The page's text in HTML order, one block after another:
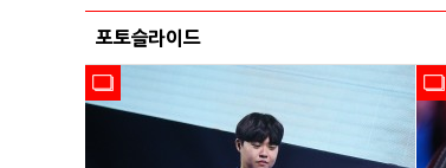
포토슬라이드